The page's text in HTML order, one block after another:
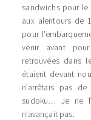
sandwichs pour
aux alentours de
pour
venir avant
retrouvées dans
étaient devant
n’arrêtais pas
sudoku… Je ne
n’avançait pas.